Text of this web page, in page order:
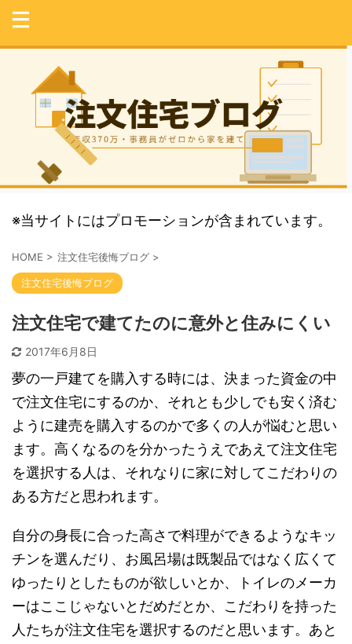
※当サイトにはプロモーションが含まれています。
HOME > 注文住宅後悔ブログ >
注文住宅後悔ブログ
注文住宅で建てたのに意外と住みにくい
2017年6月8日
夢の一戸建てを購入する時には、決まった資金の中
で注文住宅にするのか、それとも少しでも安く済む
ように建売を購入するのかで多くの人が悩むと思い
ます。高くなるのを分かったうえであえて注文住宅
を選択する人は、それなりに家に対してこだわりの
ある方だと思われます。
自分の身長に合った高さで料理ができるようなキッ
チンを選んだり、お風呂場は既製品ではなく広くて
ゆったりとしたものが欲しいとか、トイレのメーカ
ーはここじゃないとだめだとか、こだわりを持った
人たちが注文住宅を選択するのだと思います。あと